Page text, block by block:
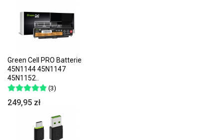
Green Cell PRO Batterie
45N1144 45N1147
45N1152..
(3)
249,95 zł